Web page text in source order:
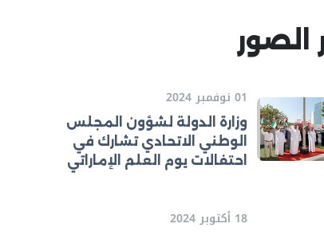
الصور
01 نوفمبر 2024
وزارة الدولة لشؤون المجلس
الوطني الاتحادي تشارك في
احتفالات يوم العلم الإماراتي
18 أكتوبر 2024